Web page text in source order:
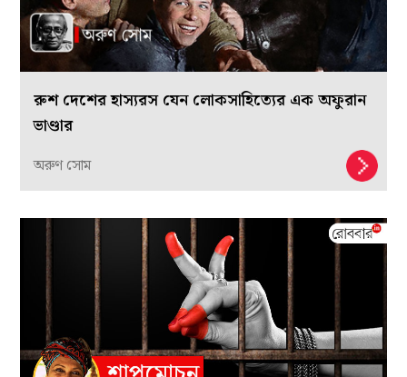
রুশ দেশের হাস্যরস যেন লোকসাহিত্যের এক অফুরান
ভাণ্ডার
অরুণ সোম